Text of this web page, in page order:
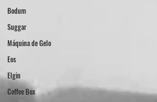
Bodum
Suggar
Máquina de Gelo
Eos
Elgin
Coffee Box